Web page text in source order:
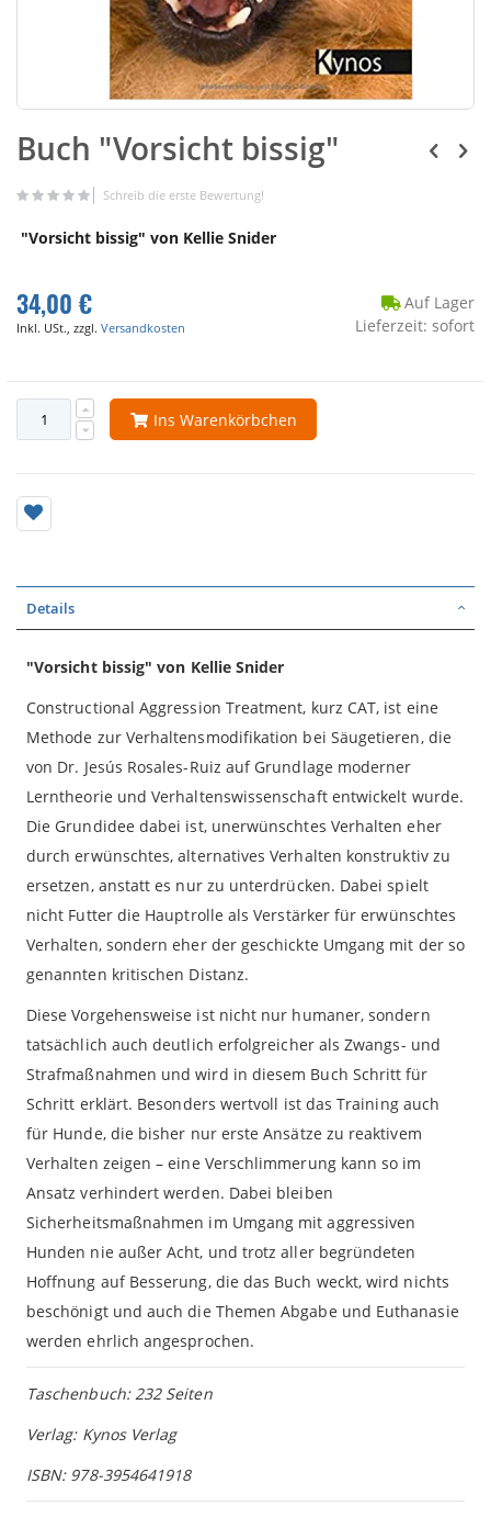
Buch "Vorsicht bissig"
Schreib die erste Bewertung!
"Vorsicht bissig" von Kellie Snider
34,00 €
Inkl. USt., zzgl. Versandkosten
Auf Lager
Lieferzeit: sofort
Ins Warenkörbchen
Details
"Vorsicht bissig" von Kellie Snider
Constructional Aggression Treatment, kurz CAT, ist eine
Methode zur Verhaltensmodifikation bei Säugetieren, die
von Dr. Jesús Rosales-Ruiz auf Grundlage moderner
Lerntheorie und Verhaltenswissenschaft entwickelt wurde.
Die Grundidee dabei ist, unerwünschtes Verhalten eher
durch erwünschtes, alternatives Verhalten konstruktiv zu
ersetzen, anstatt es nur zu unterdrücken. Dabei spielt
nicht Futter die Hauptrolle als Verstärker für erwünschtes
Verhalten, sondern eher der geschickte Umgang mit der so
genannten kritischen Distanz.
Diese Vorgehensweise ist nicht nur humaner, sondern
tatsächlich auch deutlich erfolgreicher als Zwangs- und
Strafmaßnahmen und wird in diesem Buch Schritt für
Schritt erklärt. Besonders wertvoll ist das Training auch
für Hunde, die bisher nur erste Ansätze zu reaktivem
Verhalten zeigen – eine Verschlimmerung kann so im
Ansatz verhindert werden. Dabei bleiben
Sicherheitsmaßnahmen im Umgang mit aggressiven
Hunden nie außer Acht, und trotz aller begründeten
Hoffnung auf Besserung, die das Buch weckt, wird nichts
beschönigt und auch die Themen Abgabe und Euthanasie
werden ehrlich angesprochen.
Taschenbuch: 232 Seiten
Verlag: Kynos Verlag
ISBN: 978-3954641918